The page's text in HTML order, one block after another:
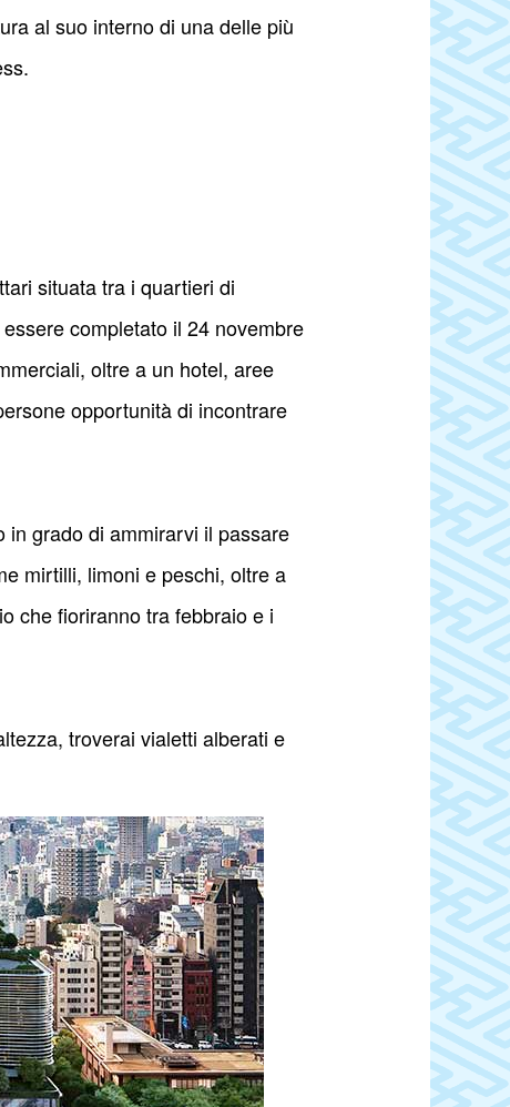
al suo interno di una delle più
situata tra i quartieri di
completato il 24 novembre
oltre a un hotel, aree
opportunità di incontrare
in grado di ammirarvi il passare
mirtilli, limoni e peschi, oltre a
che fioriranno tra febbraio e i
troverai vialetti alberati e